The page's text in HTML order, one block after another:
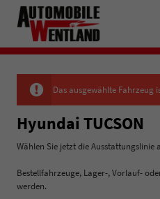
Das ausgewählte Fahrzeug
Hyundai TUCSON
Wählen Sie jetzt die
Im Menü
Bestellfahrzeuge, Lager-, Vorlauf-
werden.